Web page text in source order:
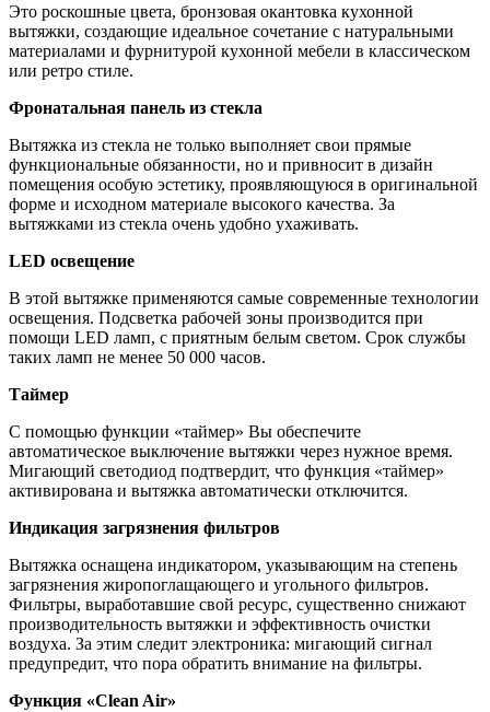
Это роскошные цвета, бронзовая окантовка кухонной
вытяжки, создающие идеальное сочетание с натуральными
материалами и фурнитурой кухонной мебели в классическом
или ретро стиле.
Фронатальная панель из стекла
Вытяжка из стекла не только выполняет свои прямые
функциональные обязанности, но и привносит в дизайн
помещения особую эстетику, проявляющуюся в оригинальной
форме и исходном материале высокого качества. За
вытяжками из стекла очень удобно ухаживать.
LED освещение
В этой вытяжке применяются самые современные технологии
освещения. Подсветка рабочей зоны производится при
помощи LED ламп, с приятным белым светом. Срок службы
таких ламп не менее 50 000 часов.
Таймер
С помощью функции «таймер» Вы обеспечите
автоматическое выключение вытяжки через нужное время.
Мигающий светодиод подтвердит, что функция «таймер»
активирована и вытяжка автоматически отключится.
Индикация загрязнения фильтров
Вытяжка оснащена индикатором, указывающим на степень
загрязнения жиропоглащающего и угольного фильтров.
Фильтры, выработавшие свой ресурс, существенно снижают
производительность вытяжки и эффективность очистки
воздуха. За этим следит электроника: мигающий сигнал
предупредит, что пора обратить внимание на фильтры.
Функция «Clean Air»